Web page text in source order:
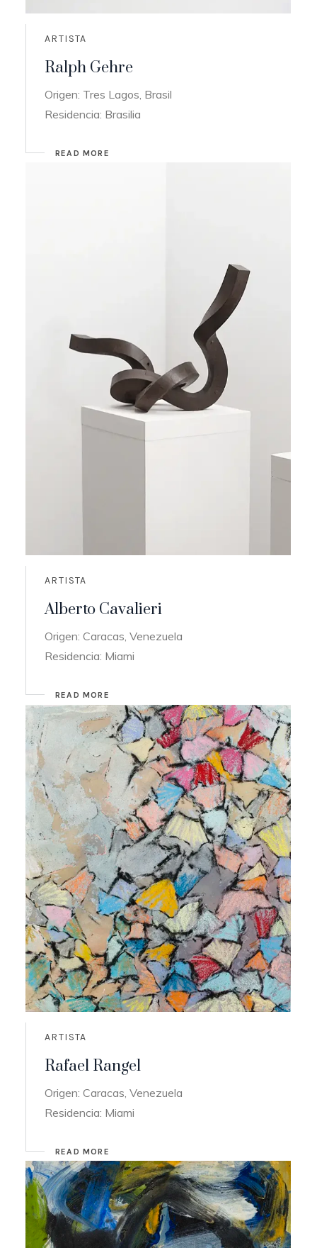
ARTISTA
Ralph Gehre
Origen: Tres Lagos, Brasil
Residencia: Brasilia
READ MORE
ARTISTA
Alberto Cavalieri
Origen: Caracas, Venezuela
Residencia: Miami
READ MORE
ARTISTA
Rafael Rangel
Origen: Caracas, Venezuela
Residencia: Miami
READ MORE